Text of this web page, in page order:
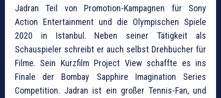
Jadran Teil von Promotion-Kampagnen für Sony
Action Entertainment und die Olympischen Spiele
2020 in Istanbul. Neben seiner Tätigkeit als
Schauspieler schreibt er auch selbst Drehbücher für
Filme. Sein Kurzfilm Project View schaffte es ins
Finale der Bombay Sapphire Imagination Series
Competition. Jadran ist ein großer Tennis-Fan, und